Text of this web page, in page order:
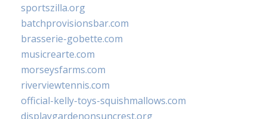
sportszilla.org
batchprovisionsbar.com
brasserie-gobette.com
musicrearte.com
morseysfarms.com
riverviewtennis.com
official-kelly-toys-squishmallows.com
displaygardenonsuncrest.org